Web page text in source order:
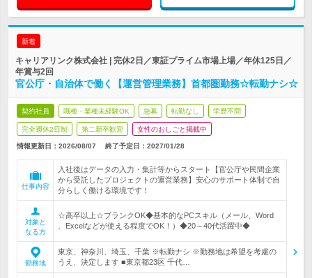
新着
キャリアリンク株式会社 | 完休2日／東証プライム市場上場／年休125日／
年賞与2回
官公庁・自治体で働く【運営管理業務】首都圏勤務☆転勤ナシ☆
契約社員 職種・業種未経験OK 急募 転勤なし 学歴不問
完全週休2日制 第二新卒歓迎 女性のおしごと掲載中
情報更新日：2026/08/07 終了予定日： 2027/01/28
仕事内容
入社後はデータの入力・集計等からスタート【官公庁や民間企業
から受託したプロジェクトの運営業務】安心のサポート体制で自
分らしく働ける環境です！
対象と
なる方
☆高卒以上☆ブランクOK◆基本的なPCスキル（メール、Word
、Excelなどが使える程度でOK！）◆20～40代活躍中◆
勤務地
東京、神奈川、埼玉、千葉 ※転勤ナシ ※勤務地は希望を考慮の
うえ、決定します ■東京都23区 千代…